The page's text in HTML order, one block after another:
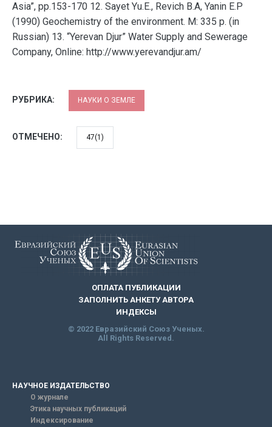
Asia”, pp.153-170 12. Sayet Yu.E., Revich B.A, Yanin E.P
(1990) Geochemistry of the environment. M: 335 p. (in
Russian) 13. “Yerevan Djur” Water Supply and Sewerage
Company, Online: http://www.yerevandjur.am/
РУБРИКА: НАУКИ О ЗЕМЛЕ
ОТМЕЧЕНО: 47(1)
ОПЛАТА ПУБЛИКАЦИИ
ЗАПОЛНИТЬ АНКЕТУ АВТОРА
ИНДЕКСЫ
© 2022 Евразийский Союз Ученых.
All Rights Reserved.
НАУЧНОЕ ИЗДАТЕЛЬСТВО
О журнале
Этика научных публикаций
Индексирование